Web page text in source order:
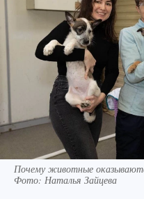
Почему животные
Фото: Наталья Зайцева